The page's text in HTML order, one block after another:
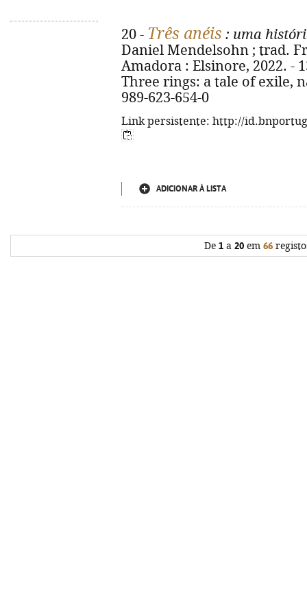
20 - Três anéis : uma
Daniel Mendelsohn ; trad.
Amadora : Elsinore, 2022. -
Three rings: a tale of exile,
989-623-654-0
Link persistente: http://
ADICIONAR À LISTA
De 1a 20em 66